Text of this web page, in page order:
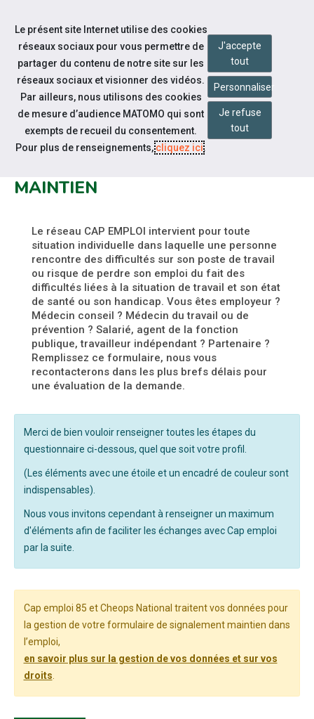
Aller au contenu
Espace candidat
DÉPÔT D'UN NOUVEAU
MAINTIEN
Le réseau CAP EMPLOI intervient pour toute
situation individuelle dans laquelle une personne
rencontre des difficultés sur son poste de travail
ou risque de perdre son emploi du fait des
difficultés liées à la situation de travail et son état
de santé ou son handicap. Vous êtes employeur ?
Médecin conseil ? Médecin du travail ou de
prévention ? Salarié, agent de la fonction
publique, travailleur indépendant ? Partenaire ?
Remplissez ce formulaire, nous vous
recontacterons dans les plus brefs délais pour
une évaluation de la demande.
Merci de bien vouloir renseigner toutes les étapes du
questionnaire ci-dessous, quel que soit votre profil.
(Les éléments avec une étoile et un encadré de couleur sont
indispensables).
Nous vous invitons cependant à renseigner un maximum
d'éléments afin de faciliter les échanges avec Cap emploi
par la suite.
Cap emploi 85 et Cheops National traitent vos données pour
la gestion de votre formulaire de signalement maintien dans
l’emploi,
en savoir plus sur la gestion de vos données et sur vos
droits
Le présent site Internet utilise des cookies
réseaux sociaux pour vous permettre de
partager du contenu de notre site sur les
réseaux sociaux et visionner des vidéos.
Par ailleurs, nous utilisons des cookies
de mesure d’audience MATOMO qui sont
exempts de recueil du consentement.
Pour plus de renseignements,cliquez ici.
J'accepte
tout
Personnaliser
Je refuse
tout